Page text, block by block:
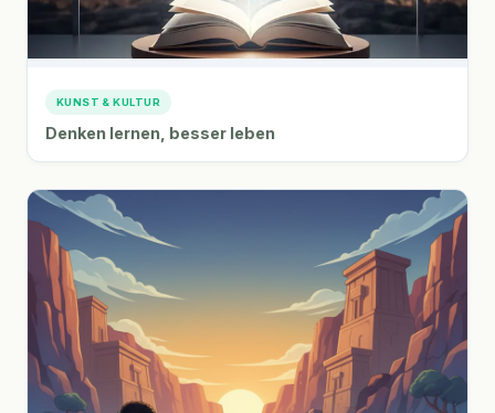
KUNST & KULTUR
Denken lernen, besser leben